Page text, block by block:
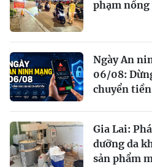
phạm
Ngày An
06/08:
chuyển tiền
Gia Lai:
dưỡng da
sản phẩm